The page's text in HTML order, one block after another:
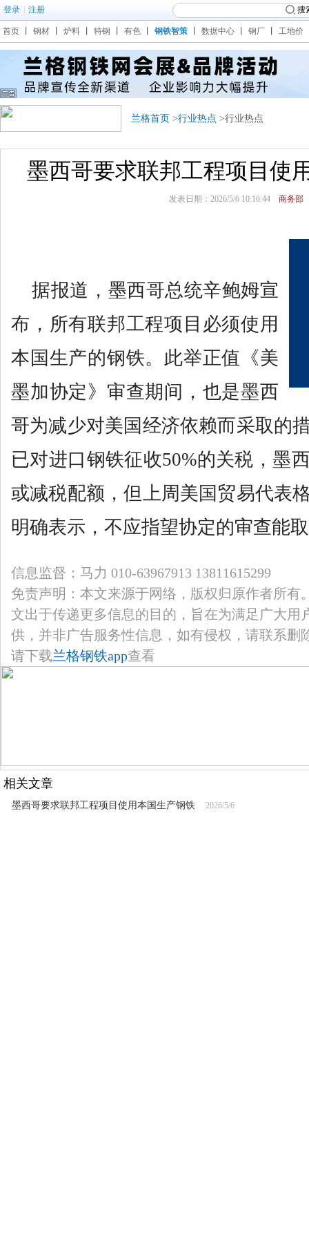
登录 注册 搜
首页 钢材 炉料 特钢 有色 钢铁智策 数据中心 钢厂 工地价
兰格首页 >行业热点 >行业热点
墨西哥要求联邦工程项目使
发表日期：2026/5/6 10:16:44 商务部
据报道，墨西哥总统辛鲍姆宣
布，所有联邦工程项目必须使用
本国生产的钢铁。此举正值《美
墨加协定》审查期间，也是墨西
哥为减少对美国经济依赖而采取的
已对进口钢铁征收50%的关税，墨
或减税配额，但上周美国贸易代表
明确表示，不应指望协定的审查能
信息监督：马力 010-63967913 13811615299
免责声明：本文来源于网络，版权归原作者所有
文出于传递更多信息的目的，旨在为满足广大用
供，并非广告服务性信息，如有侵权，请联系删
请下载兰格钢铁app查看
相关文章
墨西哥要求联邦工程项目使用本国生产钢铁 2026/5/6